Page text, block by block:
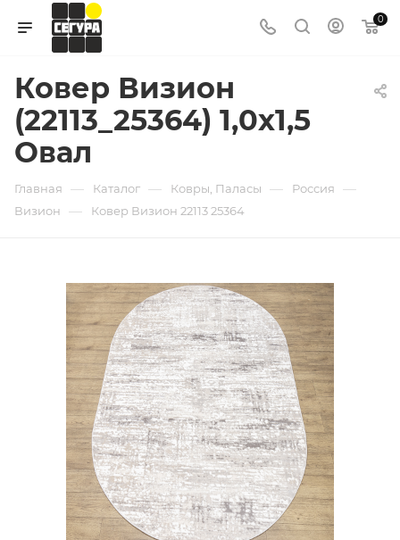
0
Ковер Визион
(22113_25364) 1,0х1,5
Овал
Главная — Каталог — Ковры, Паласы — Россия —
Визион — Ковер Визион 22113 25364